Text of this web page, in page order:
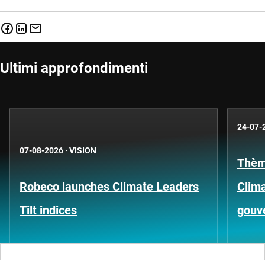
Ultimi approfondimenti
07-08-2026 · VISION
Robeco launches Climate Leaders
Tilt indices
24-07-